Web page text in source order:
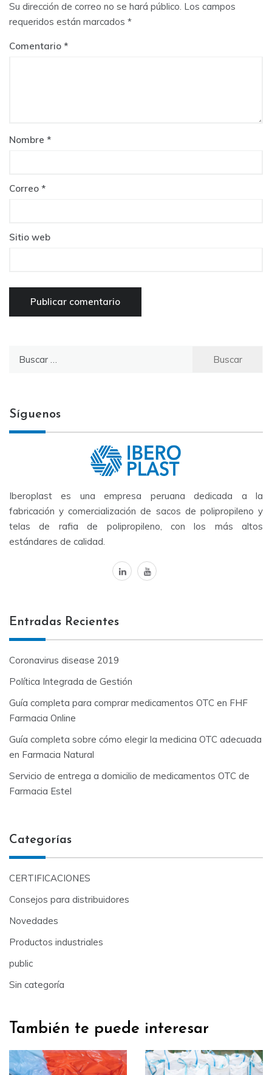
Su dirección de correo no se hará público. Los campos
requeridos están marcados *
Comentario
Nombre *
Correo *
Sitio web
Síguenos
Iberoplast es una empresa peruana dedicada a la
fabricación y comercialización de sacos de polipropileno y
telas de rafia de polipropileno, con los más altos
estándares de calidad.
linkedinyoutube
Entradas Recientes
Coronavirus disease 2019
Política Integrada de Gestión
Guía completa para comprar medicamentos OTC en FHF
Farmacia Online
Guía completa sobre cómo elegir la medicina OTC adecuada
en Farmacia Natural
Servicio de entrega a domicilio de medicamentos OTC de
Farmacia Estel
Categorías
CERTIFICACIONES
Consejos para distribuidores
Novedades
Productos industriales
public
Sin categoría
También te puede interesar